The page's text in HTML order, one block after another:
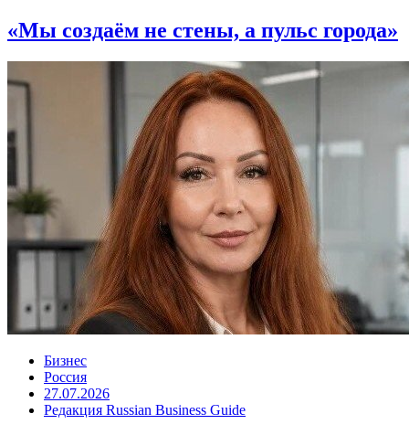
«Мы создаём не стены, а пульс города»
Бизнес
Россия
27.07.2026
Редакция Russian Business Guide